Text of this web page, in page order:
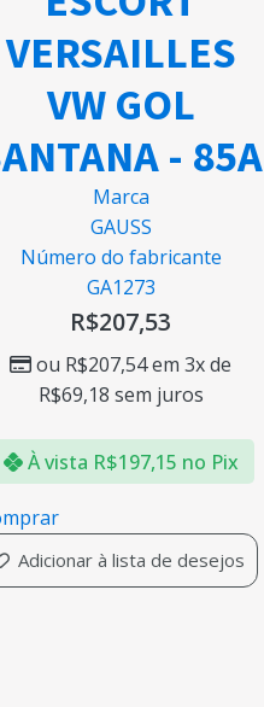
VERSAILLES
VW GOL
- 85A
Marca
GAUSS
Número do fabricante
GA1273
R$207,53
ou R$207,54em 3x de
R$69,18 sem juros
À vista R$197,15 no Pix
Adicionar à lista de desejos